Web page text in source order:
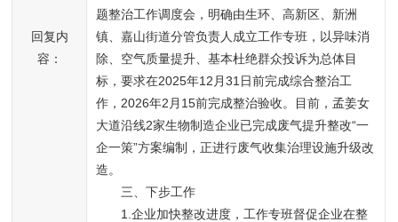
回复内
容：
题整治工作调度会，明确由生环、高新区、新洲
镇、嘉山街道分管负责人成立工作专班，以异味消
除、空气质量提升、基本杜绝群众投诉为总体目
标，要求在2025年12月31日前完成综合整治工
作，2026年2月15前完成整治验收。目前，孟姜女
大道沿线2家生物制造企业已完成废气提升整改“一
企一策”方案编制，正进行废气收集治理设施升级改
造。
三、下步工作
1.企业加快整改进度，工作专班督促企业在整